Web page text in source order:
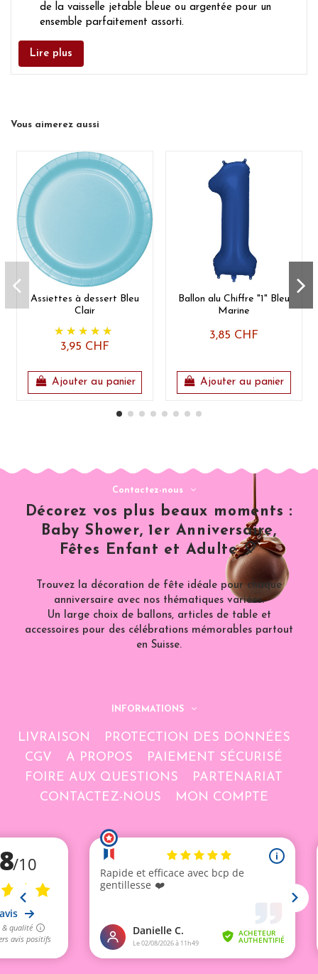
de la vaisselle jetable bleue ou argentée pour un
ensemble parfaitement assorti.
étincelants ou des confettis pour faire ressortir l'éclat
des tons argentés.
Lire plus
Vous aimerez aussi
Assiettes à dessert Bleu
Clair
3,95 CHF
Ajouter au panier
Ballon alu Chiffre "1" Bleu
Marine
3,85 CHF
Ajouter au panier
Contactez-nous
Décorez vos plus beaux moments :
Baby Shower, 1er Anniversaire,
Fêtes Enfant et Adulte 🎈
Trouvez la décoration de fête idéale pour chaque
anniversaire avec nos thématiques variées.
Un large choix de ballons, articles de table et
accessoires pour des célébrations mémorables partout
en Suisse.
INFORMATIONS
LIVRAISON
PROTECTION DES DONNÉES
CGV
A PROPOS
PAIEMENT SÉCURISÉ
FOIRE AUX QUESTIONS
PARTENARIAT
CONTACTEZ-NOUS
MON COMPTE